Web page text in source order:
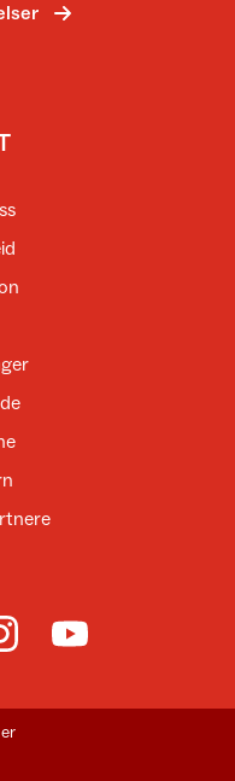
DNT på Instagram
Til DNT på YouTube